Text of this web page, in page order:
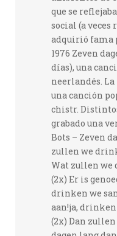
que se
social (a veces
adquirió fama
1976 Zeven
días), una
neerlandés.
una canción
chistr.
grabado una
Bots – Zeven
zullen we
Wat zullen we
(2x) Er is
drinken we
aan!ja,
(2x) Dan